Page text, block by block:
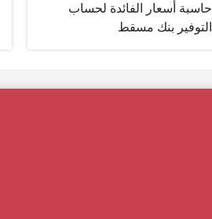
حاسبة أسعار الفائدة لحساب
التوفير بنك مسقط